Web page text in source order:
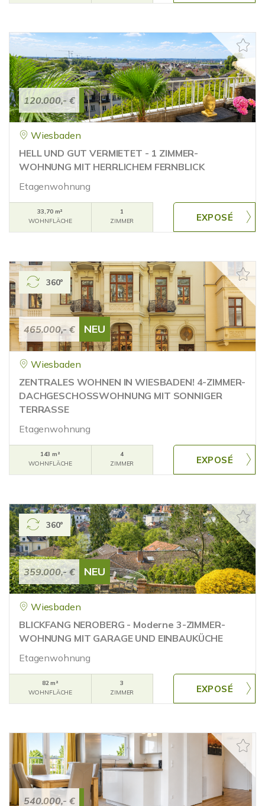
120.000,- €
Wiesbaden
HELL UND GUT VERMIETET - 1 ZIMMER-
WOHNUNG MIT HERRLICHEM FERNBLICK
Etagenwohnung
33,70 m²
WOHNFLÄCHE
1
ZIMMER
465.000,- € NEU
360°
Wiesbaden
ZENTRALES WOHNEN IN WIESBADEN! 4-ZIMMER-
DACHGESCHOSSWOHNUNG MIT SONNIGER
TERRASSE
Etagenwohnung
143 m²
WOHNFLÄCHE
4
ZIMMER
359.000,- € NEU
360°
Wiesbaden
BLICKFANG NEROBERG - Moderne 3-ZIMMER-
WOHNUNG MIT GARAGE UND EINBAUKÜCHE
Etagenwohnung
82 m²
WOHNFLÄCHE
3
ZIMMER
540.000,- €